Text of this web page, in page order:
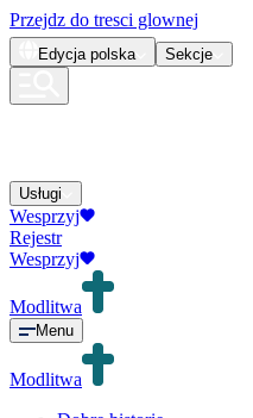
Przejdz do tresci glownej
Edycja polska Sekcje
Usługi
Wesprzyj
Rejestr
Wesprzyj
Modlitwa
Menu
Modlitwa